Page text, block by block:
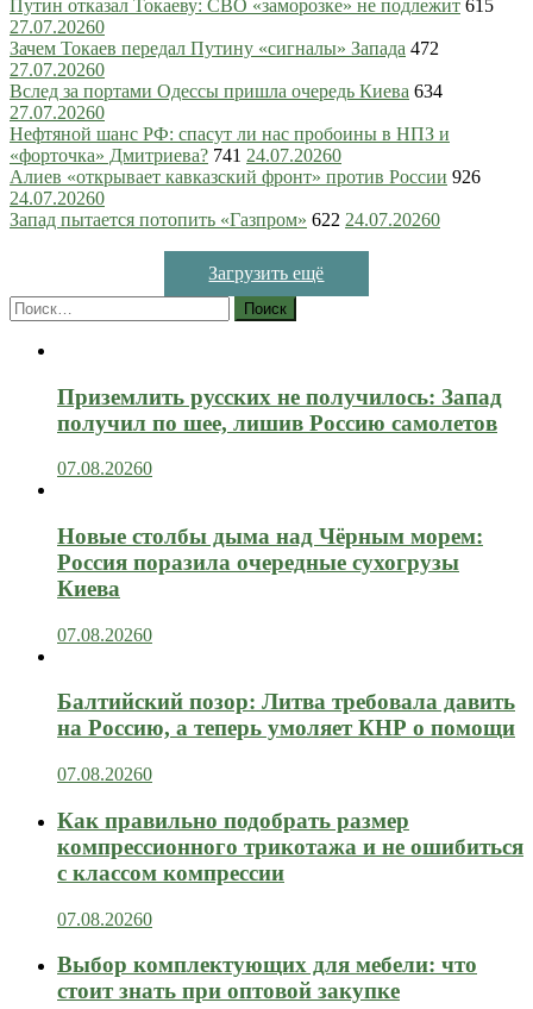
Путин отказал Токаеву: СВО «заморозке» не подлежит 615
27.07.20260
Зачем Токаев передал Путину «сигналы» Запада 472
27.07.20260
Вслед за портами Одессы пришла очередь Киева 634
27.07.20260
Нефтяной шанс РФ: спасут ли нас пробоины в НПЗ и
«форточка» Дмитриева? 741 24.07.20260
Алиев «открывает кавказский фронт» против России 926
24.07.20260
Запад пытается потопить «Газпром» 622 24.07.20260
Загрузить ещё
Найти:
Приземлить русских не получилось: Запад
получил по шее, лишив Россию самолетов
07.08.20260
Новые столбы дыма над Чёрным морем:
Россия поразила очередные сухогрузы
Киева
07.08.20260
Балтийский позор: Литва требовала давить
на Россию, а теперь умоляет КНР о помощи
07.08.20260
Как правильно подобрать размер
компрессионного трикотажа и не ошибиться
с классом компрессии
07.08.20260
Выбор комплектующих для мебели: что
стоит знать при оптовой закупке